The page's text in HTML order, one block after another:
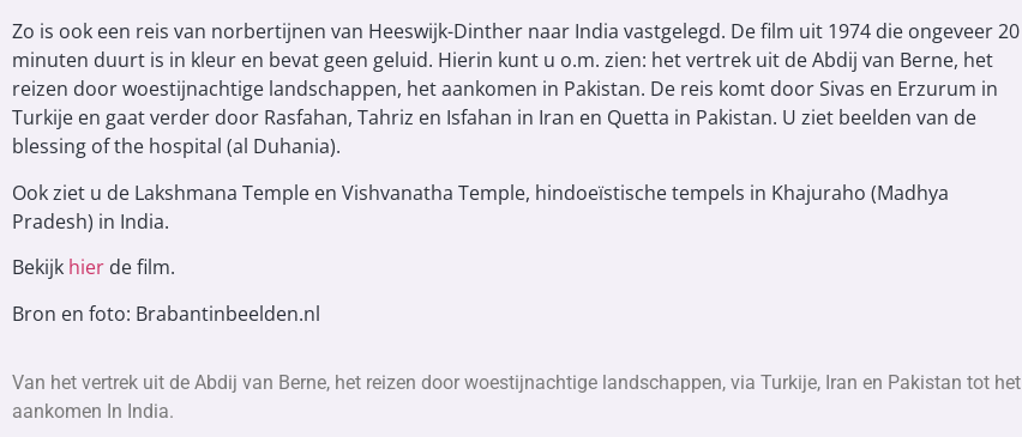
Zo is ook een reis van norbertijnen van Heeswijk-Dinther naar India vastgelegd. De film uit 1974 die ongeveer 20
minuten duurt is in kleur en bevat geen geluid. Hierin kunt u o.m. zien: het vertrek uit de Abdij van Berne, het
reizen door woestijnachtige landschappen, het aankomen in Pakistan. De reis komt door Sivas en Erzurum in
Turkije en gaat verder door Rasfahan, Tahriz en Isfahan in Iran en Quetta in Pakistan. U ziet beelden van de
blessing of the hospital (al Duhania).
Ook ziet u de Lakshmana Temple en Vishvanatha Temple, hindoeïstische tempels in Khajuraho (Madhya
Pradesh) in India.
Bekijk hier de film.
Bron en foto: Brabantinbeelden.nl
Van het vertrek uit de Abdij van Berne, het reizen door woestijnachtige landschappen, via Turkije, Iran en Pakistan tot het
aankomen In India.